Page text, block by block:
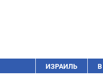
ИЗРАИЛЬ